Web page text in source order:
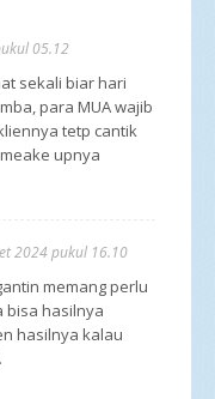
05.12
sekali biar hari
para MUA wajib
tetp cantik
upnya
2024 pukul 16.10
memang perlu
bisa hasilnya
hasilnya kalau